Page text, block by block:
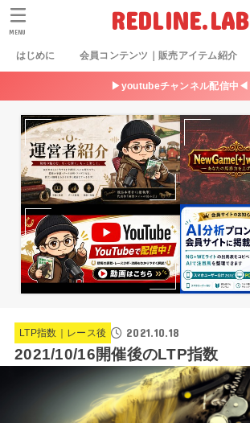
REDLINE.LAB
はじめに 会員コンテンツ｜販売アイテム紹介
MENU
▶youtubeチャンネル配信中◀
LTP指数｜レース後 2021.10.18
2021/10/16開催後のLTP指数